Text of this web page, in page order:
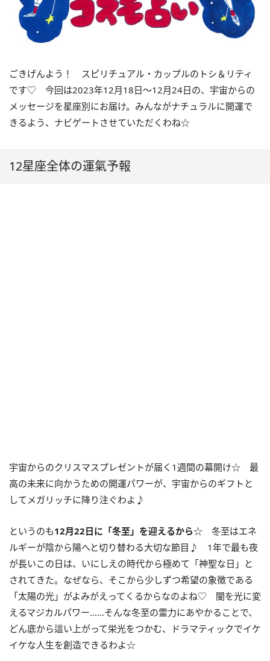
ごきげんよう！ スピリチュアル・カップルのトシ＆リティ
です♡ 今回は2023年12月18日〜12月24日の、宇宙からの
メッセージを星座別にお届け。みんながナチュラルに開運で
きるよう、ナビゲートさせていただくわね☆
12星座全体の運氣予報
宇宙からのクリスマスプレゼントが届く 1週間の幕開け☆ 最
高の未来に向かうための開運パワーが、宇宙からのギフトと
してメガリッチに降り注ぐわよ♪
というのも12月22日に「冬至」を迎えるから☆ 冬至はエネ
ルギーが陰から陽へと切り替わる大切な節目♪ 1年で最も夜
が長いこの日は、いにしえの時代から極めて「神聖な日」と
されてきた。なぜなら、そこから少しずつ希望の象徴である
「太陽の光」がよみがえってくるからなのよね♡ 闇を光に変
えるマジカルパワー……そんな冬至の霊力にあやかることで、
どん底から這い上がって栄光をつかむ、ドラマティックでイケ
イケな人生を創造できるわよ☆